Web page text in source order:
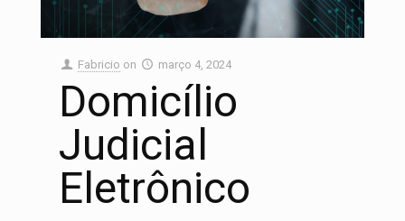
Fabricio on março 4, 2024
Domicílio
Judicial
Eletrônico